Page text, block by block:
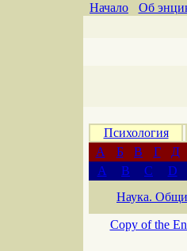
Начало Об
Психология
А
Б В Г Д
A
B C D
Наука.
Copy of the